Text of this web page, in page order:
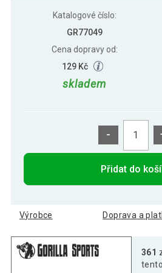
Katalogové číslo:
GR77049
Cena dopravy od:
129 Kč
skladem
-
Přidat do
Výrobce Doprava a
361